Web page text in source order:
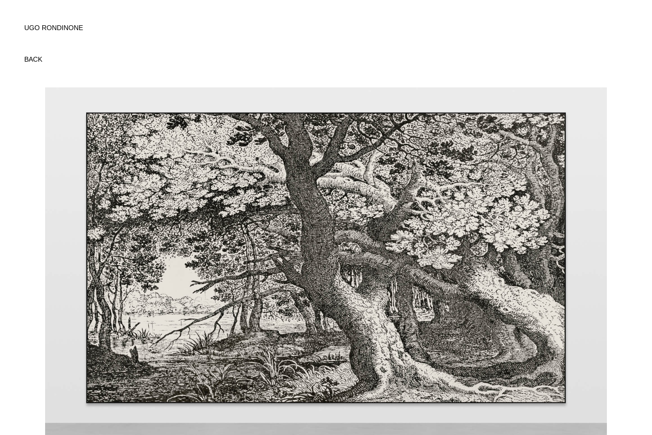
UGO RONDINONE
BACK